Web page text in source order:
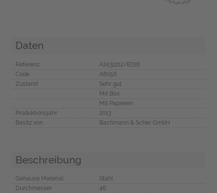
Daten
Referenz
A2432212/B726
Code
A8056
Zustand
Sehr gut
Mit Box
Mit Papieren
Produktionsjahr
2013
Besitz von
Bachmann & Scher GmbH
Beschreibung
Gehäuse Material
Stahl
Durchmesser
46